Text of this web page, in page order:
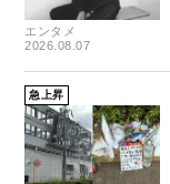
エンタメ
2026.08.07
急上昇